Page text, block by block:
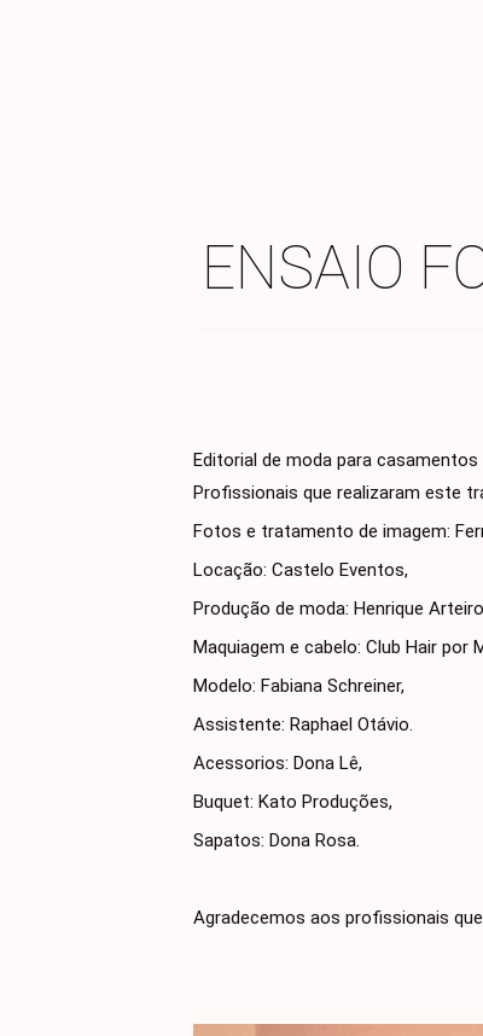
ENSAIO
Editorial de moda para
Profissionais que realizaram este
Fotos e tratamento de imagem:
Locação: Castelo Eventos,
Produção de moda: Henrique
Maquiagem e cabelo: Club Hair por
Modelo: Fabiana Schreiner,
Assistente: Raphael Otávio.
Acessorios: Dona Lê,
Buquet: Kato Produções,
Sapatos: Dona Rosa.
Agradecemos aos profissionais